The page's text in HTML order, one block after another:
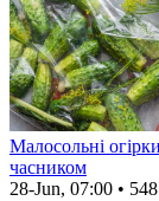
Малосольні
часником
28-Jun, 07:00 • 548